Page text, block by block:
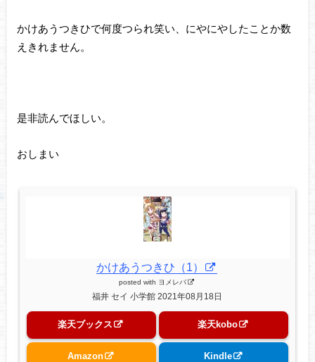
かけあうつきひで何度つられ笑い、にやにやしたことか数
えきれません。
是非読んでほしい。
おしまい
かけあうつきひ（1）
posted with ヨメレバ
福井 セイ 小学館 2021年08月18日
楽天ブックス 楽天kobo
Amazon Kindle